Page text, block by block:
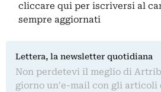
cliccare qui per iscriversi al
sempre aggiornati
Lettera, la newsletter quotidiana
Non perdetevi il meglio di
giorno un'e-mail con gli articoli